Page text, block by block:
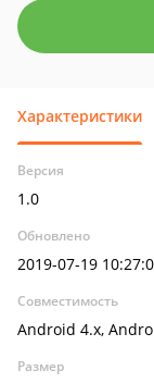
Характеристики
Версия
1.0
Обновлено
2019-07-19
Совместимость
Android 4.x,
Размер